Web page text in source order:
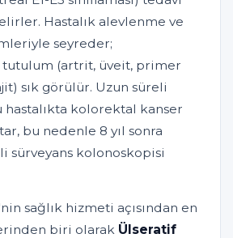
Hastalık alevlenme ve
seyreder;
(artrit, üveit, primer
sık görülür. Uzun süreli
kolorektal kanser
bu nedenle 8 yıl sonra
sürveyans kolonoskopisi
sağlık hizmeti açısından en
biri olarak Ülseratif